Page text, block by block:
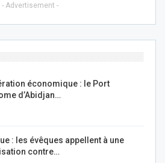
- Advertisement -
économique : le Port
d’Abidjan…
: les évêques appellent à une
contre…